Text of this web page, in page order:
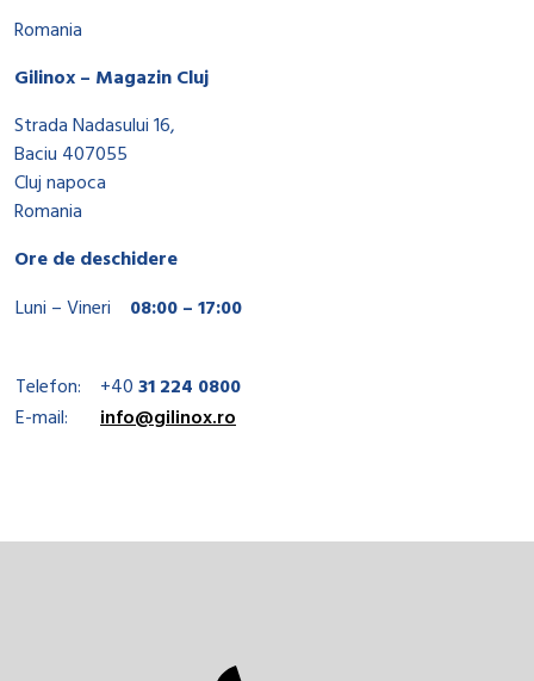
Romania
Gilinox – Magazin Cluj
Strada Nadasului 16,
Baciu 407055
Cluj napoca
Romania
Ore de deschidere
Luni – Vineri
08:00 – 17:00
Telefon: +4031 224 0800
E-mail:
info@gilinox.ro